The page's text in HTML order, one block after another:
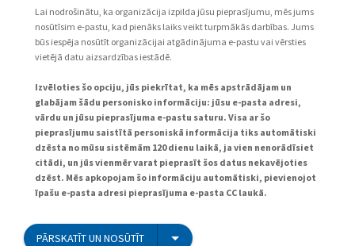
Lai nodrošinātu, ka organizācija izpilda jūsu pieprasījumu, mēs jums
nosūtīsim e-pastu, kad pienāks laiks veikt turpmākās darbības. Jums
būs iespēja nosūtīt organizācijai atgādinājuma e-pastu vai vērsties
vietējā datu aizsardzības iestādē.
Izvēloties šo opciju, jūs piekrītat, ka mēs apstrādājam un
glabājam šādu personisko informāciju: jūsu e-pasta adresi,
vārdu un jūsu pieprasījuma e-pastu saturu. Visa ar šo
pieprasījumu saistītā personiskā informācija tiks automātiski
dzēsta no mūsu sistēmām 120 dienu laikā, ja vien nenorādīsiet
citādi, un jūs vienmēr varat pieprasīt šos datus nekavējoties
dzēst. Mēs apkopojam šo informāciju automātiski, pievienojot
īpašu e-pasta adresi pieprasījuma e-pasta CC laukā.
PĀRSKATĪT UN NOSŪTĪT